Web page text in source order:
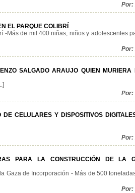
Por:
EL PARQUE COLIBRÍ
Más de mil 400 niñas, niños y adolescentes
Por:
SALGADO ARAUJO QUIEN MURIERA
Por:
CELULARES Y DISPOSITIVOS
Por:
PARA LA CONSTRUCCIÓN DE LA
Gaza de Incorporación - Más de 500
Por: